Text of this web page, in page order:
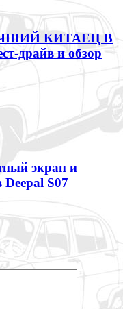
КИТАЕЦ В
драйв и обзор
экран и
S07